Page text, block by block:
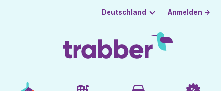
Deutschland Anmelden →